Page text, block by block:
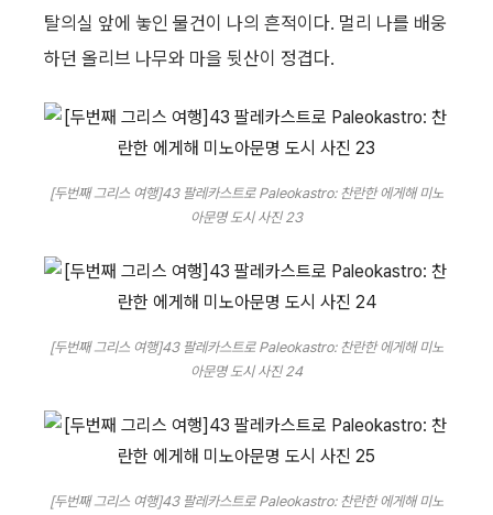
탈의실 앞에 놓인 물건이 나의 흔적이다. 멀리 나를 배웅
하던 올리브 나무와 마을 뒷산이 정겹다.
[두번째 그리스 여행]43 팔레카스트로 Paleokastro: 찬란한 에게해 미노
아문명 도시 사진 23
[두번째 그리스 여행]43 팔레카스트로 Paleokastro: 찬란한 에게해 미노
아문명 도시 사진 24
[두번째 그리스 여행]43 팔레카스트로 Paleokastro: 찬란한 에게해 미노